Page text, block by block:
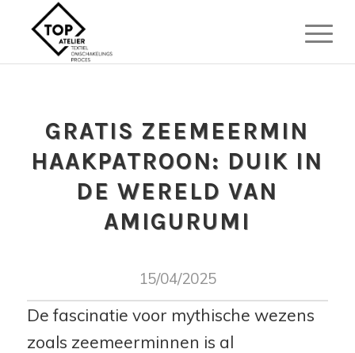
GRATIS ZEEMEERMIN
HAAKPATROON: DUIK IN
DE WERELD VAN
AMIGURUMI
15/04/2025
De fascinatie voor mythische wezens
zoals zeemeerminnen is al